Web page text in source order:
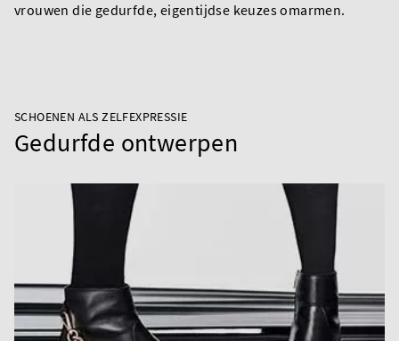
vrouwen die gedurfde, eigentijdse keuzes omarmen.
SCHOENEN ALS ZELFEXPRESSIE
Gedurfde ontwerpen